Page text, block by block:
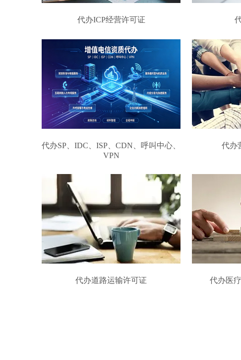
代办ICP经营许可证
代办SP、IDC、ISP、CDN、呼叫中心、
VPN
代办
代办道路运输许可证 代办医